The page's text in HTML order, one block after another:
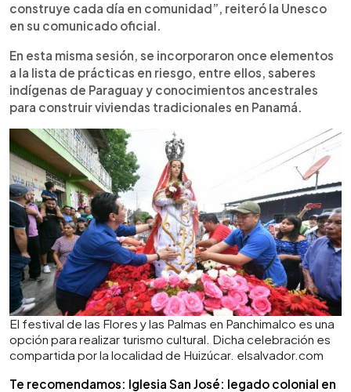
construye cada día en comunidad”, reiteró la Unesco
en su comunicado oficial.
En esta misma sesión, se incorporaron once elementos
a la lista de prácticas en riesgo, entre ellos, saberes
indígenas de Paraguay y conocimientos ancestrales
para construir viviendas tradicionales en Panamá.
El festival de las Flores y las Palmas en Panchimalco es una
opción para realizar turismo cultural. Dicha celebración es
compartida por la localidad de Huizúcar. elsalvador.com
Te recomendamos: Iglesia San José: legado colonial en